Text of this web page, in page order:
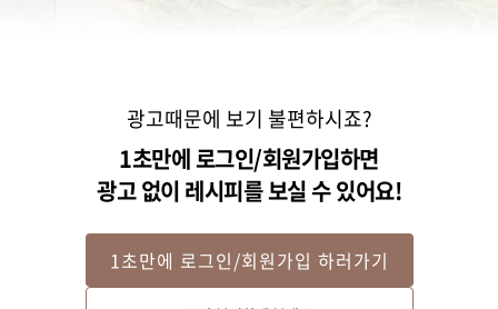
광고때문에 보기 불편하시죠?
1초만에 로그인/회원가입하면
광고 없이 레시피를 보실 수 있어요!
1초만에 로그인/회원가입 하러가기